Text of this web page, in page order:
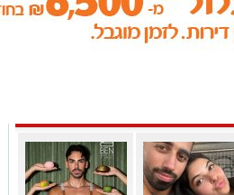
של בן כהן
מדברת
"הוא
בטוח ששום
מגזין
מבחוץ זה תות,
מבפנים יצירת
מופת: הקונדיטור
הבאר שבעי